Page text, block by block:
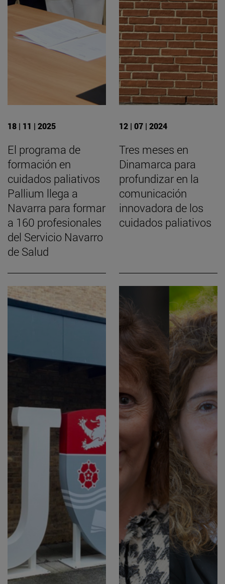
18 | 11 | 2025
El programa de
formación en
cuidados paliativos
Pallium llega a
Navarra para formar
a 160 profesionales
del Servicio Navarro
de Salud
12 | 07 | 2024
Tres meses en
Dinamarca para
profundizar en la
comunicación
innovadora de los
cuidados paliativos